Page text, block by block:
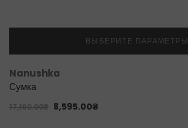
ВЫБЕРИТЕ ПАРАМЕТРЫ
Nanushka
Сумка
17,190.00₴ 8,595.00₴